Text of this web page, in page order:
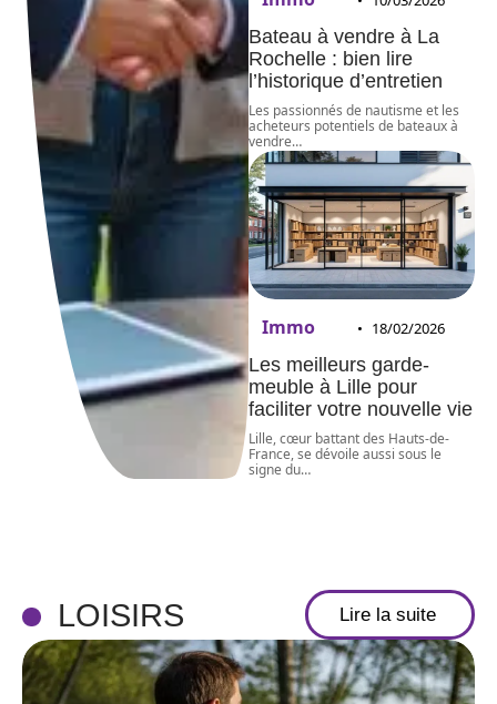
Bateau à vendre à La
Rochelle : bien lire
l’historique d’entretien
Les passionnés de nautisme et les
acheteurs potentiels de bateaux à
vendre…
Immo 18/02/2026
Les meilleurs garde-
meuble à Lille pour
faciliter votre nouvelle vie
Lille, cœur battant des Hauts-de-
France, se dévoile aussi sous le
signe du…
LOISIRS Lire la suite